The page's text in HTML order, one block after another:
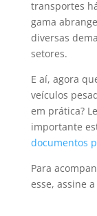
transportes
gama
diversas
setores.
E aí, agora
veículos
em prática?
importante
documentos
Para
esse, assine